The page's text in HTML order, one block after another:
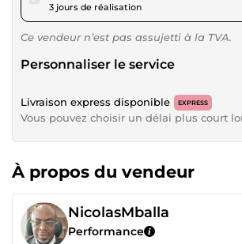
3 jours de réalisation
Ce vendeur n’est pas assujetti à la TVA.
Personnaliser le service
Livraison express disponible EXPRESS
Vous pouvez choisir un délai plus court
À propos du vendeur
NicolasMballa
Performance